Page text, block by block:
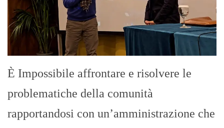
È Impossibile affrontare e risolvere le
problematiche della comunità
rapportandosi con un’amministrazione che